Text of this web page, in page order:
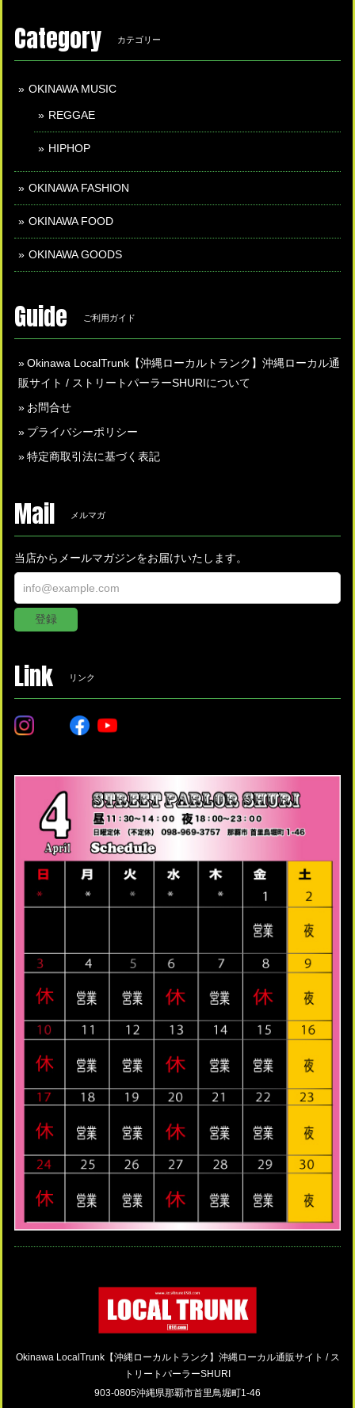
Category カテゴリー
OKINAWA MUSIC
REGGAE
HIPHOP
OKINAWA FASHION
OKINAWA FOOD
OKINAWA GOODS
Guide ご利用ガイド
Okinawa LocalTrunk【沖縄ローカルトランク】沖縄ローカル通
販サイト / ストリートパーラーSHURIについて
お問合せ
プライバシーポリシー
特定商取引法に基づく表記
Mail メルマガ
当店からメールマガジンをお届けいたします。
登録
Link リンク
Okinawa LocalTrunk【沖縄ローカルトランク】沖縄ローカル通販サイト / ス
トリートパーラーSHURI
903-0805沖縄県那覇市首里鳥堀町1-46